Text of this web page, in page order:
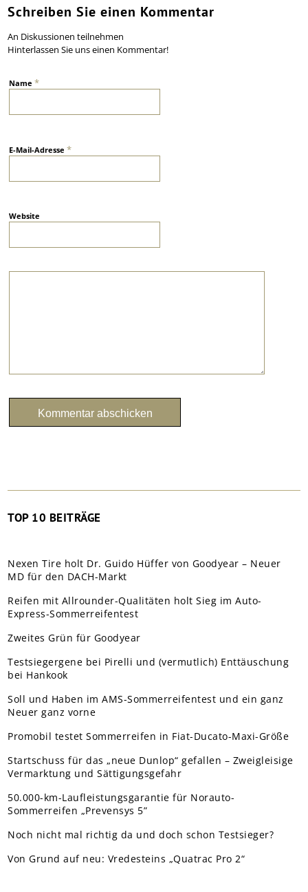
Schreiben Sie einen Kommentar
An Diskussionen teilnehmen
Hinterlassen Sie uns einen Kommentar!
Name*
E-Mail-Adresse*
Website
TOP 10 BEITRÄGE
Nexen Tire holt Dr. Guido Hüffer von Goodyear – Neuer
MD für den DACH-Markt
Reifen mit Allrounder-Qualitäten holt Sieg im Auto-
Express-Sommerreifentest
Zweites Grün für Goodyear
Testsiegergene bei Pirelli und (vermutlich) Enttäuschung
bei Hankook
Soll und Haben im AMS-Sommerreifentest und ein ganz
Neuer ganz vorne
Promobil testet Sommerreifen in Fiat-Ducato-Maxi-Größe
Startschuss für das „neue Dunlop“ gefallen – Zweigleisige
Vermarktung und Sättigungsgefahr
50.000-km-Laufleistungsgarantie für Norauto-
Sommerreifen „Prevensys 5”
Noch nicht mal richtig da und doch schon Testsieger?
Von Grund auf neu: Vredesteins „Quatrac Pro 2“